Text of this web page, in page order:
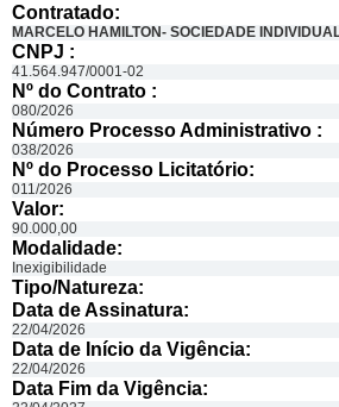
Contratado:
MARCELO HAMILTON- SOCIEDADE
CNPJ :
41.564.947/0001-02
Nº do Contrato :
080/2026
Número Processo Administrativo :
038/2026
Nº do Processo Licitatório:
011/2026
Valor:
90.000,00
Modalidade:
Inexigibilidade
Tipo/Natureza:
Data de Assinatura:
22/04/2026
Data de Início da Vigência:
22/04/2026
Data Fim da Vigência: